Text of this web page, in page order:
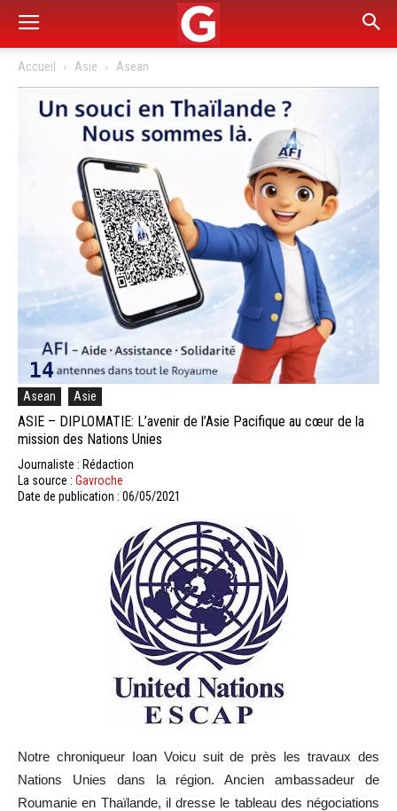
Accueil Asie Asean
Asean Asie
ASIE – DIPLOMATIE: L’avenir de l’Asie Pacifique au cœur de la
mission des Nations Unies
Journaliste : Rédaction
La source : Gavroche
Date de publication : 06/05/2021
Notre chroniqueur Ioan Voicu suit de près les travaux des
Nations Unies dans la région. Ancien ambassadeur de
Roumanie en Thaïlande, il dresse le tableau des négociations